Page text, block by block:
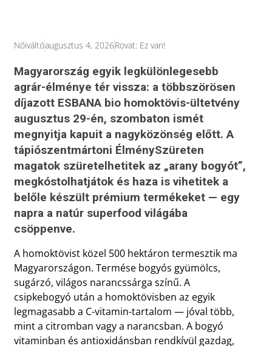
Nőiváltóaugusztus 4, 2026Rovat: Ez van!
Magyarország egyik legkülönlegesebb
agrár-élménye tér vissza: a többszörösen
díjazott ESBANA bio homoktövis-ültetvény
augusztus 29-én, szombaton ismét
megnyitja kapuit a nagyközönség előtt. A
tápiószentmártoni ÉlménySzüreten
magatok szüretelhetitek az „arany bogyót”,
megkóstolhatjátok és haza is vihetitek a
belőle készült prémium termékeket — egy
napra a natúr superfood világába
csöppenve.
A homoktövist közel 500 hektáron termesztik ma
Magyarországon. Termése bogyós gyümölcs,
sugárzó, világos narancssárga színű. A
csipkebogyó után a homoktövisben az egyik
legmagasabb a C-vitamin-tartalom — jóval több,
mint a citromban vagy a narancsban. A bogyó
vitaminban és antioxidánsban rendkívül gazdag,